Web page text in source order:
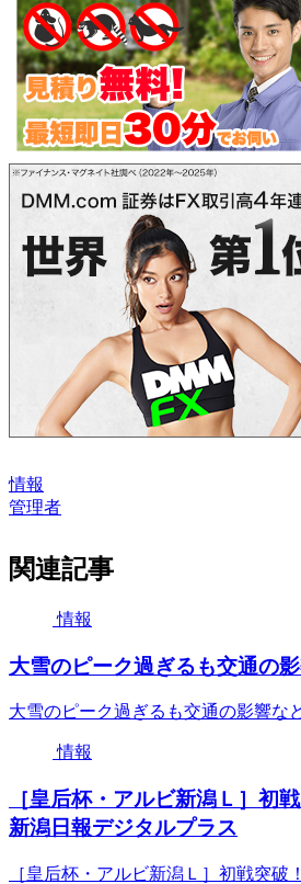
情報
管理者
関連記事
情報
大雪のピーク過ぎるも交通の
大雪のピーク過ぎるも交通の影響な
情報
［皇后杯・アルビ新潟Ｌ］初
新潟日報デジタルプラス
［皇后杯・アルビ新潟Ｌ］初戦突